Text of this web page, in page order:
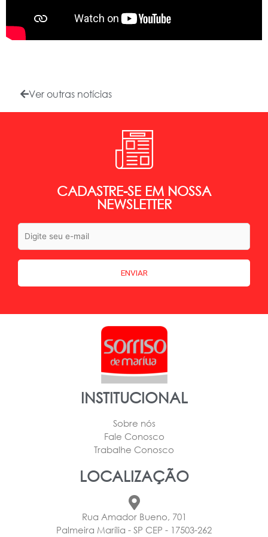
Ver outras notícias
CADASTRE-SE EM NOSSA
NEWSLETTER
INSTITUCIONAL
Sobre nós
Fale Conosco
Trabalhe Conosco
LOCALIZAÇÃO
Rua Amador Bueno, 701
Palmeira Marília - SP CEP - 17503-262